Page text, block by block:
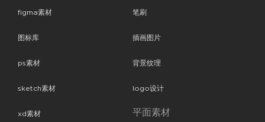
figma素材
图标库
ps素材
sketch素材
xd素材
笔刷
插画图片
背景纹理
logo设计
平面素材